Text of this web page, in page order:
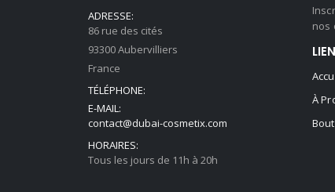
ADRESSE:
86 rue des cités
93300 Aubervilliers
France
TÉLÉPHONE:
E-MAIL:
contact@dubai-cosmetix.com
HORAIRES:
Tous les jours de 11h à 20h
nos
À